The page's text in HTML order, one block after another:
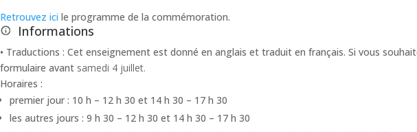
Retrouvez ici le programme de la commémoration.
Informations
• Traductions : Cet enseignement est donné en anglais et traduit en français. Si vous
formulaire avant samedi 4 juillet.
Horaires :
premier jour : 10 h – 12 h 30 et 14 h 30 – 17 h 30
les autres jours : 9 h 30 – 12 h 30 et 14 h 30 – 17 h 30